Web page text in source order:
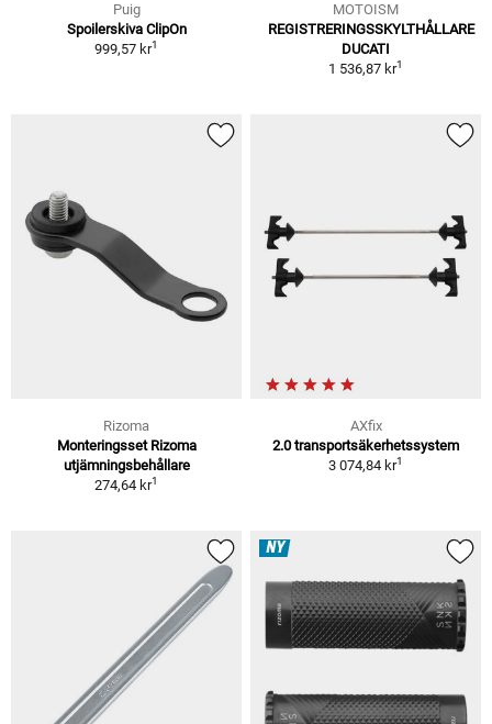
Puig
Spoilerskiva ClipOn
999,57 kr1
MOTOISM
REGISTRERINGSSKYLTHÅLLARE
DUCATI
1 536,87 kr1
Rizoma
Monteringsset Rizoma
utjämningsbehållare
274,64 kr1
AXfix
2.0 transportsäkerhetssystem
3 074,84 kr1
NY